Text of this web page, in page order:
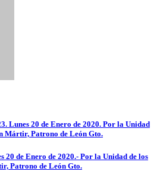
Lunes 20 de Enero de 2020. Por la Unidad
Mártir, Patrono de León Gto.
20 de Enero de 2020.- Por la Unidad de los
Patrono de León Gto.